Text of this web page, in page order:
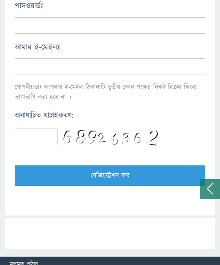
পাসওয়ার্ডঃ
আমার ই-মেইলঃ
গোপনীয়তাঃ আপনার ই-মেইল ঠিকানাটি তৃতীয় কোন পক্ষের নিকট বিক্রয় কিংবা
ভাগাভাগি করা হবে না ।
অনাযাচিত যাচাইকরণ: